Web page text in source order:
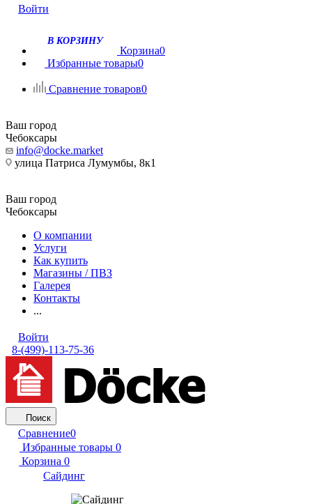
Войти
В КОРЗИНУ
Корзина0
Избранные товары0
Сравнение товаров0
Ваш город
Чебоксары
info@docke.market
улица Патриса Лумумбы, 8к1
Ваш город
Чебоксары
О компании
Услуги
Как купить
Магазины / ПВЗ
Галерея
Контакты
...
Войти
8-(499)-113-75-36
Поиск
Сравнение0
Избранные товары 0
Корзина 0
Сайдинг